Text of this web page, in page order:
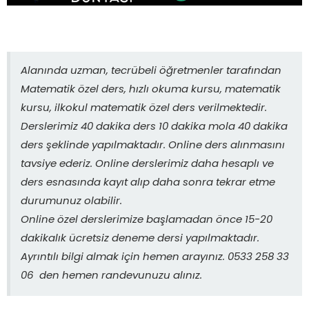
Alanında uzman, tecrübeli öğretmenler tarafından
Matematik özel ders, hızlı okuma kursu, matematik
kursu, ilkokul matematik özel ders verilmektedir.
Derslerimiz 40 dakika ders 10 dakika mola 40 dakika
ders şeklinde yapılmaktadır. Online ders alınmasını
tavsiye ederiz. Online derslerimiz daha hesaplı ve
ders esnasında kayıt alıp daha sonra tekrar etme
durumunuz olabilir.
Online özel derslerimize başlamadan önce 15-20
dakikalık ücretsiz deneme dersi yapılmaktadır.
Ayrıntılı bilgi almak için hemen arayınız. 0533 258 33
06 den hemen randevunuzu alınız.